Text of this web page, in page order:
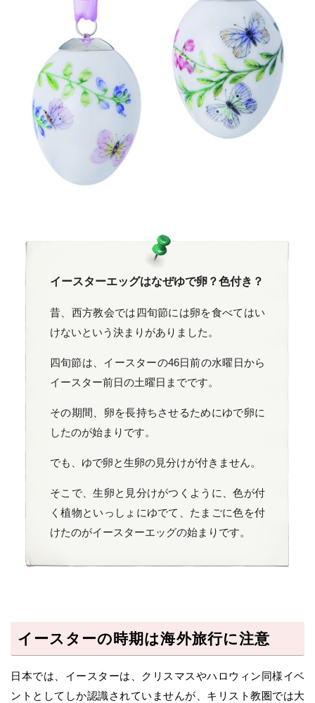
イースターエッグはなぜゆで卵？色付き？
昔、西方教会では四旬節には卵を食べてはい
けないという決まりがありました。
四旬節は、イースターの46日前の水曜日から
イースター前日の土曜日までです。
その期間、卵を長持ちさせるためにゆで卵に
したのが始まりです。
でも、ゆで卵と生卵の見分けが付きません。
そこで、生卵と見分けがつくように、色が付
く植物といっしょにゆでて、たまごに色を付
けたのがイースターエッグの始まりです。
イースターの時期は海外旅行に注意
日本では、イースターは、クリスマスやハロウィン同様イベ
ントとしてしか認識されていませんが、キリスト教圏では大